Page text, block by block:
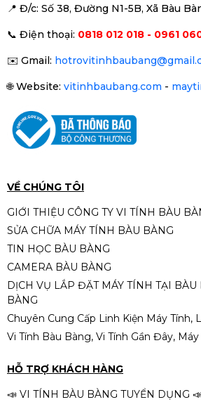
Logitech
Chuột Inphic
8800 DPI USB
-14%
📍 Đ/c: Số 38, Đường N1-5B, Xã Bàu
📞 Điện thoại: 0818 012 018 - 0961
✉️ Gmail:
🌐Website: vitinhbaubang.com -
VỀ CHÚNG TÔI
GIỚI THIỆU CÔNG TY VI TÍNH BÀU
SỬA CHỮA MÁY TÍNH BÀU BÀNG
TIN HỌC BÀU BÀNG
CAMERA BÀU BÀNG
DỊCH VỤ LẮP ĐẶT MÁY TÍNH TẠI
BÀNG
Chuyên Cung Cấp Linh Kiện Máy Tính,
Vi Tính Bàu Bàng, Vi Tính Gần Đây,
HỖ TRỢ KHÁCH HÀNG
📣 VI TÍNH BÀU BÀNG TUYỂN DỤNG